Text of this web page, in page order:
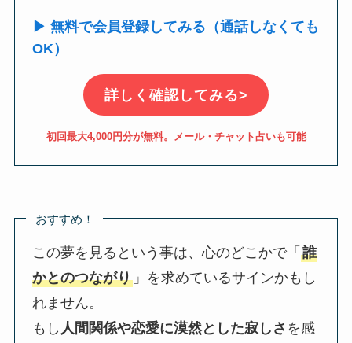
▶ 無料で会員登録してみる（通話しなくても
OK）
詳しく確認してみる>
初回最大4,000円分が無料。メール・チャット占いも可能
おすすめ！
この夢を見るという事は、心のどこかで「誰
かとのつながり 」を求めているサインかもし
れません。
もし 人間関係や恋愛に漠然とした寂しさ を感